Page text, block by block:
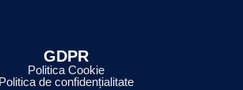
GDPR
Politica Cookie
Politica de confidențialitate